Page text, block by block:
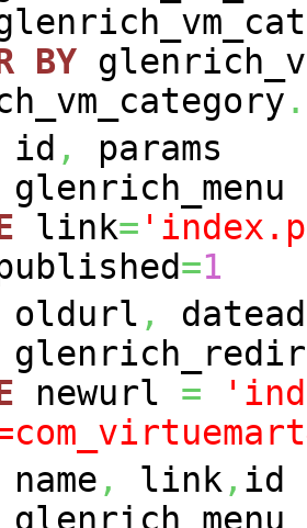
BY
.
id ,
params
glenrich_menu
link=
=1
oldurl ,
newurl =
name , link, id
glenrich_menu